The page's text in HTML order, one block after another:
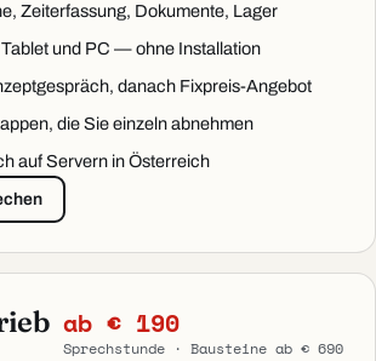
Zeiterfassung, Dokumente, Lager
Tablet und PC — ohne Installation
danach Fixpreis-Angebot
die Sie einzeln abnehmen
auf Servern in Österreich
ab € 190
Sprechstunde · Bausteine ab € 690